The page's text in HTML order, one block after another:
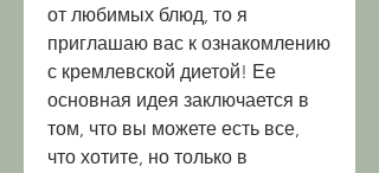
от любимых блюд, то я
приглашаю вас к ознакомлению
с кремлевской диетой! Ее
основная идея заключается в
том, что вы можете есть все,
что хотите, но только в